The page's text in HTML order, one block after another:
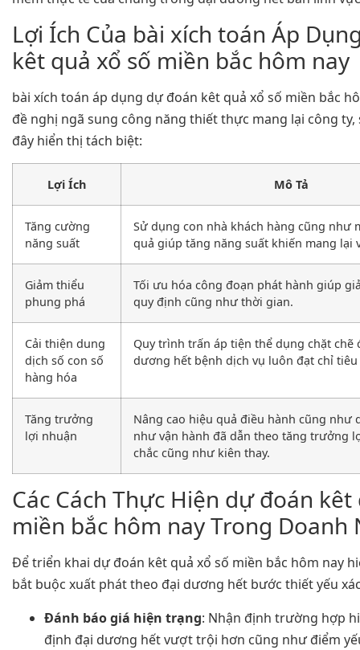
Lợi Ích Của bài xích toán Áp
kêt quả xổ số miền bắc hôm nay
bài xích toán áp dụng dự đoán kêt quả xổ số miền bắc
đề nghị ngã sung công năng thiết thực mang lại công
đây hiển thị tách biệt:
Lợi Ích Mô Tả
Tăng cường
năng suất
Sử dụng con nhà khách hàng cũng như
quả giúp tăng năng suất khiến mang lại
Giảm thiểu
phung phá
Tối ưu hóa công đoạn phát hành giúp
quy định cũng như thời gian.
Cải thiện dung
dịch số con số
hàng hóa
Quy trình trấn áp tiện thể dụng chặt chẽ
dương hết bệnh dịch vụ luôn đạt chỉ tiêu
Tăng trưởng
lợi nhuận
Nâng cao hiệu quả điều hành cũng như
như vận hành đã dẫn theo tăng trưởng
chắc cũng như kiên thay.
Các Cách Thực Hiện dự đoán kêt
miền bắc hôm nay Trong Doanh
Để triển khai dự đoán kêt quả xổ số miền bắc hôm nay
bắt buộc xuất phát theo đại dương hết bước thiết yếu
Đánh báo giá hiện trạng: Nhận định trường hợp
định đại dương hết vượt trội hơn cũng như điểm